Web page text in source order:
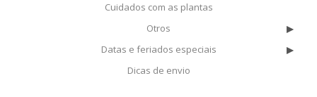
Cuidados com as plantas
Otros
▸
Datas e feriados especiais ▸
Dicas de envio